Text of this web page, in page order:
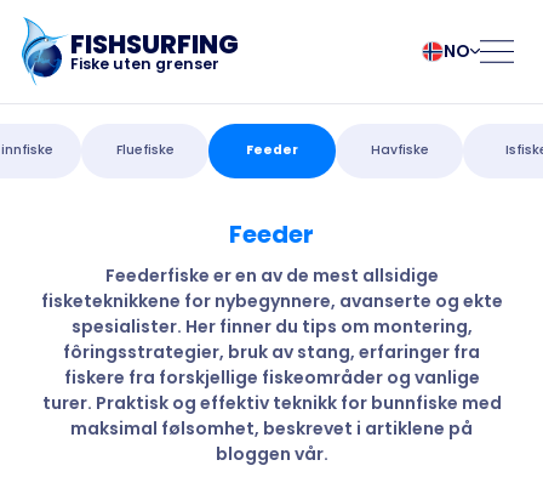
FISHSURFING
Fiske uten grenser
NO
български
Čeština
Deutsch
English
Español
Français
Italiano
Magyar
Nederlands
Norsk
Pусский
Slovenčina
Suomalainen
Svenska
Türk
Українська
Blogg
Om appen
Fishsurfing
Fluefiske Feeder Havfiske
Feeder
Feederfiske er en av de mest allsidige
fisketeknikkene for nybegynnere, avanserte og ekte
spesialister. Her finner du tips om montering,
fôringsstrategier, bruk av stang, erfaringer fra
fiskere fra forskjellige fiskeområder og vanlige
turer. Praktisk og effektiv teknikk for bunnfiske med
maksimal følsomhet, beskrevet i artiklene på
bloggen vår.